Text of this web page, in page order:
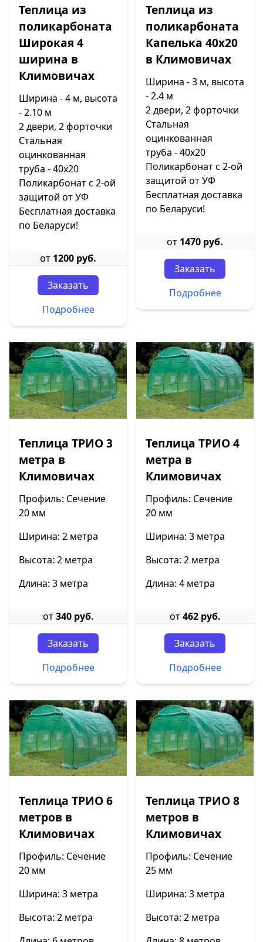
Теплица из
поликарбоната
Широкая 4
ширина в
Климовичах
Ширина - 4 м, высота
- 2.10 м
2 двери, 2 форточки
Стальная
оцинкованная
труба - 40х20
Поликарбонат с 2-ой
защитой от УФ
Бесплатная доставка
по Беларуси!
от 1200 руб.
Заказать
Подробнее
Теплица из
поликарбоната
Капелька 40х20
в Климовичах
Ширина - 3 м, высота
- 2.4 м
2 двери, 2 форточки
Стальная
оцинкованная
труба - 40х20
Поликарбонат с 2-ой
защитой от УФ
Бесплатная доставка
по Беларуси!
от 1470 руб.
Заказать
Подробнее
Теплица ТРИО 3
метра в
Климовичах
Профиль: Сечение
20 мм
Ширина: 2 метра
Высота: 2 метра
Длина: 3 метра
от340 руб.
Заказать
Подробнее
Теплица ТРИО 4
метра в
Климовичах
Профиль: Сечение
20 мм
Ширина: 3 метра
Высота: 2 метра
Длина: 4 метра
от462 руб.
Заказать
Подробнее
Теплица ТРИО 6
метров в
Климовичах
Профиль: Сечение
20 мм
Ширина: 3 метра
Высота: 2 метра
Теплица ТРИО 8
метров в
Климовичах
Профиль: Сечение
25 мм
Ширина: 3 метра
Высота: 2 метра